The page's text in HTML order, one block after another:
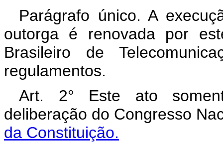
Parágrafo único. A
outorga é renovada por
Brasileiro de
regulamentos.
Art. 2° Este ato
deliberação do Congresso
da Constituição.